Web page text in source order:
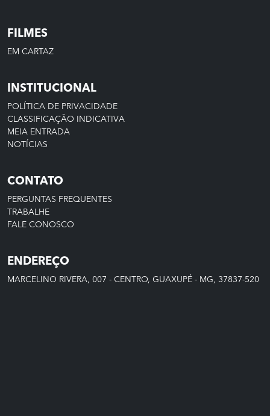
FILMES
EM CARTAZ
INSTITUCIONAL
POLÍTICA DE PRIVACIDADE
CLASSIFICAÇÃO INDICATIVA
MEIA ENTRADA
NOTÍCIAS
CONTATO
PERGUNTAS FREQUENTES
TRABALHE
FALE CONOSCO
ENDEREÇO
MARCELINO RIVERA, 007 - CENTRO, GUAXUPÉ - MG, 37837-520